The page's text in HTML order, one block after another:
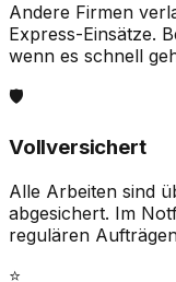
Andere Firmen
Express-Einsätze.
wenn es schnell
🛡️
Vollversichert
Alle Arbeiten sind
abgesichert. Im
regulären
⭐